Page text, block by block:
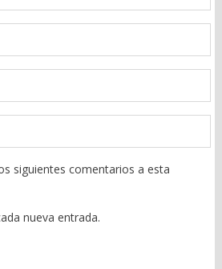
siguientes comentarios a esta
nueva entrada.